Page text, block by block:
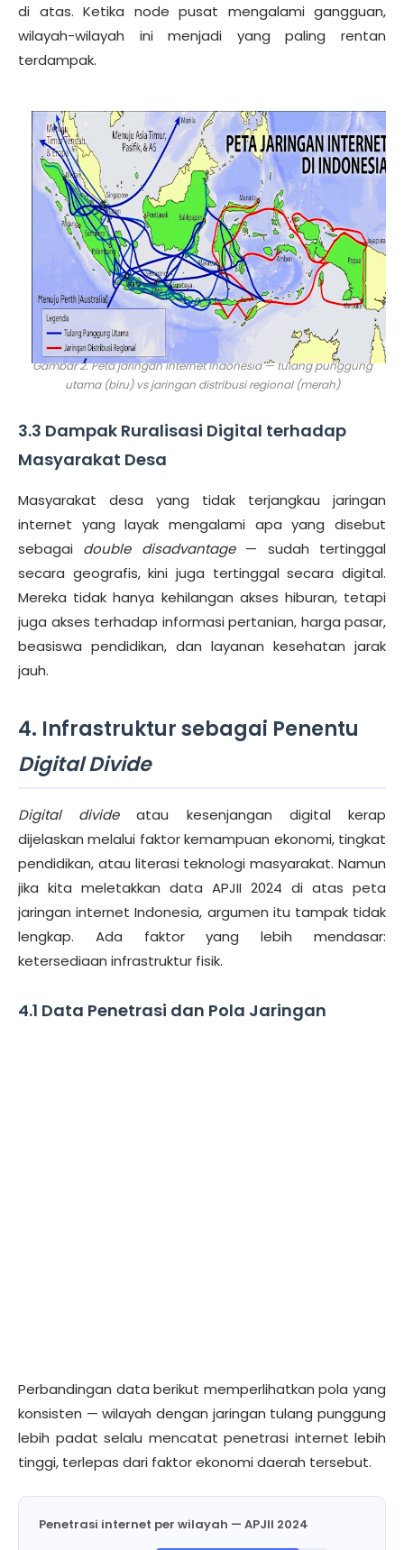
di atas. Ketika node pusat mengalami gangguan,
wilayah-wilayah ini menjadi yang paling rentan
terdampak.
Gambar 2. Peta jaringan internet Indonesia — tulang punggung
utama (biru) vs jaringan distribusi regional (merah)
3.3 Dampak Ruralisasi Digital terhadap
Masyarakat Desa
Masyarakat desa yang tidak terjangkau jaringan
internet yang layak mengalami apa yang disebut
sebagai double disadvantage— sudah tertinggal
secara geografis, kini juga tertinggal secara digital.
Mereka tidak hanya kehilangan akses hiburan, tetapi
juga akses terhadap informasi pertanian, harga pasar,
beasiswa pendidikan, dan layanan kesehatan jarak
jauh.
4. Infrastruktur sebagai Penentu
Digital Divide
Digital divideatau kesenjangan digital kerap
dijelaskan melalui faktor kemampuan ekonomi, tingkat
pendidikan, atau literasi teknologi masyarakat. Namun
jika kita meletakkan data APJII 2024 di atas peta
jaringan internet Indonesia, argumen itu tampak tidak
lengkap. Ada faktor yang lebih mendasar:
ketersediaan infrastruktur fisik.
4.1 Data Penetrasi dan Pola Jaringan
Perbandingan data berikut memperlihatkan pola yang
konsisten — wilayah dengan jaringan tulang punggung
lebih padat selalu mencatat penetrasi internet lebih
tinggi, terlepas dari faktor ekonomi daerah tersebut.
Penetrasi internet per wilayah — APJII 2024